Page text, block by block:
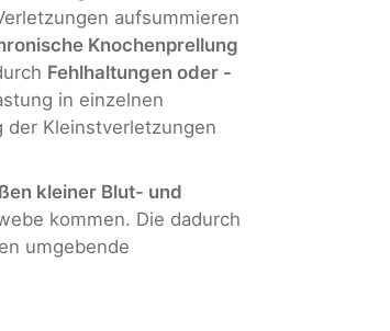
aufsummieren
Knochenprellung
Fehlhaltungen oder -
in einzelnen
der Kleinstverletzungen
kleiner Blut- und
kommen. Die dadurch
umgebende